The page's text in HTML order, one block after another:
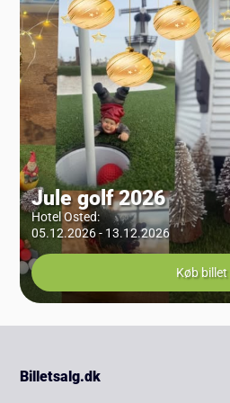
Jule golf 2026
Hotel Osted:
05.12.2026 - 13.12.2026
Køb billet
Billetsalg.dk